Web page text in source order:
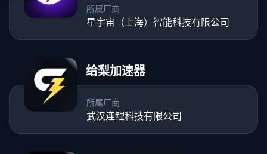
所属厂商
星宇宙（上海）智能科技有限公司
给梨加速器
所属厂商
武汉连鲤科技有限公司